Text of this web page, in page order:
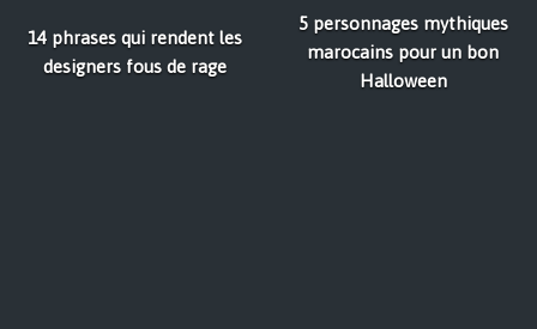
14 phrases qui rendent les
designers fous de rage
5 personnages mythiques
marocains pour un bon
Halloween